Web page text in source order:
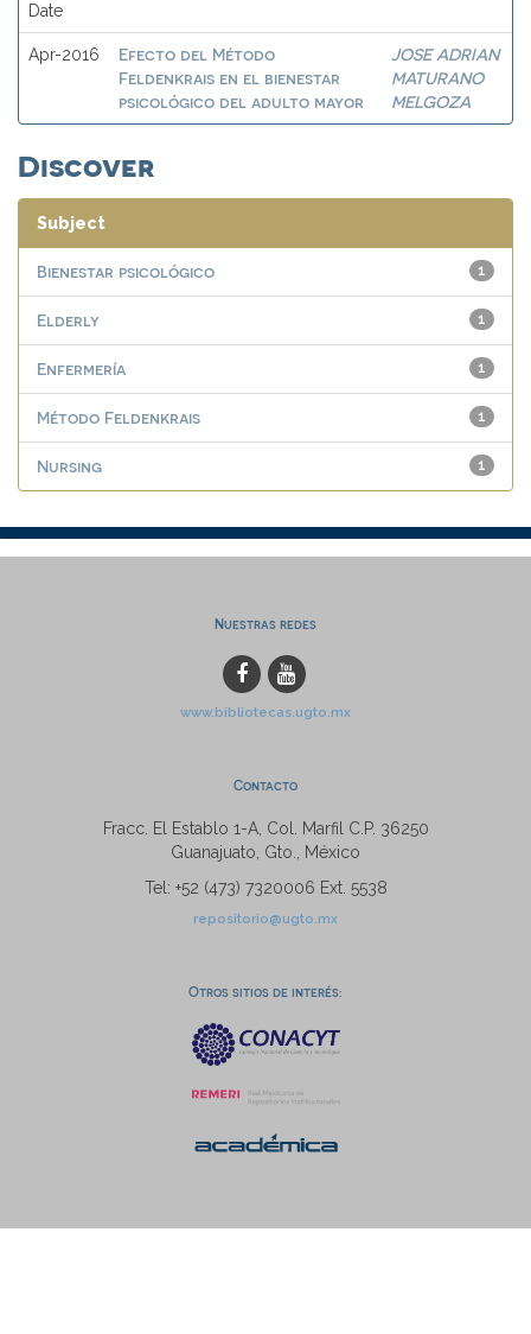
Date
Apr-2016
Efecto del Método
Feldenkrais en el bienestar
psicológico del adulto mayor
JOSE ADRIAN
MATURANO
MELGOZA
Discover
Subject
1
Bienestar psicológico
1
Elderly
1
Enfermería
1
Método Feldenkrais
1
Nursing
Nuestras redes
www.bibliotecas.ugto.mx
Contacto
Fracc. El Establo 1-A, Col. Marfil C.P. 36250
Guanajuato, Gto., México
Tel: +52 (473) 7320006 Ext. 5538
repositorio@ugto.mx
Otros sitios de interés: